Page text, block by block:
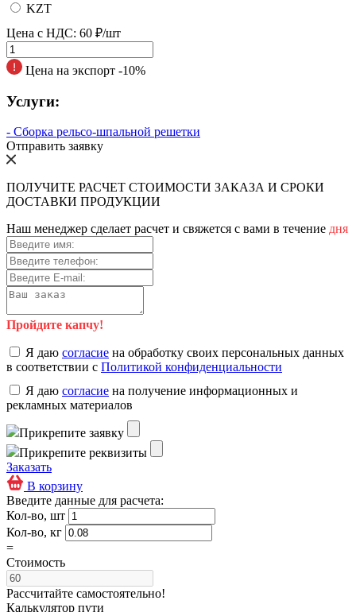
KZT
Цена с НДС: 60 ₽/шт
Цена на экспорт -10%
Услуги:
- Сборка рельсо-шпальной решетки
Отправить заявку
ПОЛУЧИТЕ РАСЧЕТ СТОИМОСТИ ЗАКАЗА И СРОКИ
ДОСТАВКИ ПРОДУКЦИИ
Наш менеджер сделает расчет и свяжется с вами в течение дня
Пройдите капчу!
Я даю согласие на обработку своих персональных данных
в соответствии с Политикой конфиденциальности
Я даю согласие на получение информационных и
рекламных материалов
Прикрепите заявку
Прикрепите реквизиты
Заказать
В корзину
Введите данные для расчета:
Кол-во, шт
Кол-во, кг
=
Стоимость
Рассчитайте самостоятельно!
Калькулятор пути